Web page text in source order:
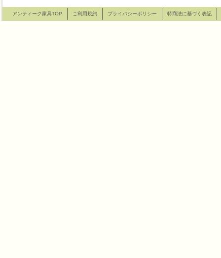
アンティーク家具TOP ご利用規約 プライバシーポリシー 特商法に基づく表記